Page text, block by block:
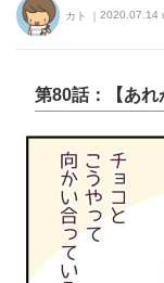
カト 2020.07.14
第80話：【あれ